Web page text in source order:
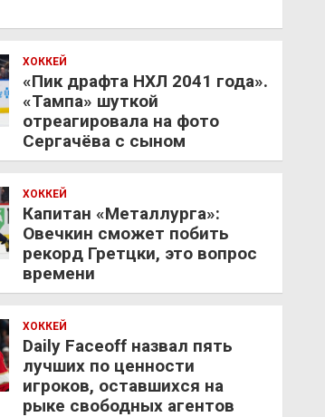
ХОККЕЙ
«Пик драфта НХЛ 2041 года».
«Тампа» шуткой
отреагировала на фото
Сергачёва с сыном
ХОККЕЙ
Капитан «Металлурга»:
Овечкин сможет побить
рекорд Гретцки, это вопрос
времени
ХОККЕЙ
Daily Faceoff назвал пять
лучших по ценности
игроков, оставшихся на
рыке свободных агентов